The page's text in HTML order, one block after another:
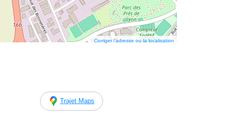
Corriger l’adresse ou la localisation
Trajet Maps